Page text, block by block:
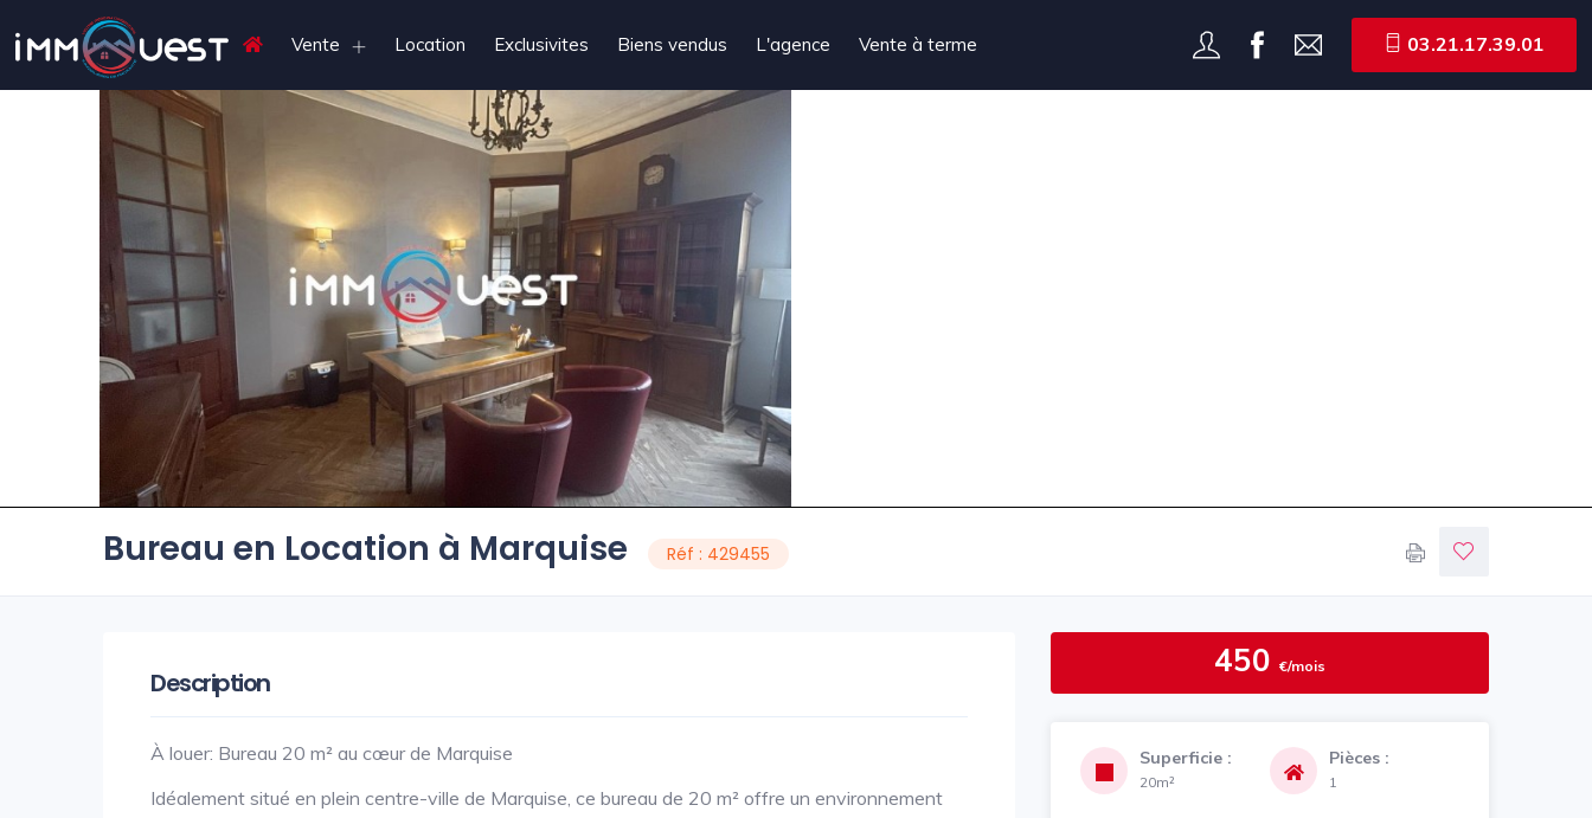
03.21.17.39.01
Vente Location Exclusivites Biens vendus L'agence Vente à terme
Bureau en Location à Marquise Réf : 429455
Description
À louer: Bureau 20 m² au cœur de Marquise
Idéalement situé en plein centre-ville de Marquise, ce bureau de 20 m² offre un environnement
450 €/mois
Superficie :
20m²
Pièces :
1